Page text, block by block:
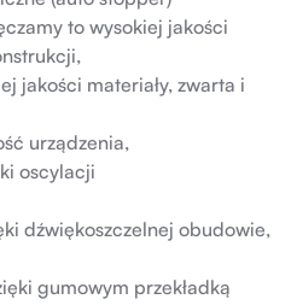
to wysokiej jakości
jakości materiały, zwarta i
urządzenia,
oscylacji
dźwiękoszczelnej obudowie,
gumowym przekładką